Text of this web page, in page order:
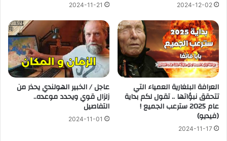
2024-12-02
2024-11-21
العرافة البلغارية العمياء التي
تتحقق نبؤاتها .. تقول لكم بداية
عام 2025 سترعب الجميع !
(فيديو)
2024-11-17
عاجل / الخبير الهولندي يحذر من
زلزال قوي ويحدد موعده..
التفاصيل
2024-11-01